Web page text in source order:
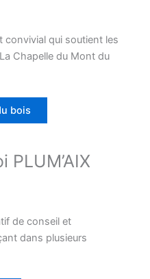
convivial qui soutient les
Chapelle du Mont du
bois
PLUM’AIX
de conseil et
dans plusieurs